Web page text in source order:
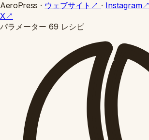
AeroPress · ウェブサイト ↗ · Instagram↗
X↗
パラメーター 69 レシピ